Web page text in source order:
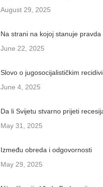
August 29, 2025
Na strani na kojoj stanuje pravda
June 22, 2025
Slovo o jugosocijalističkim
June 4, 2025
Da li Svijetu stvarno prijeti
May 31, 2025
Između obreda i odgovornosti
May 29, 2025